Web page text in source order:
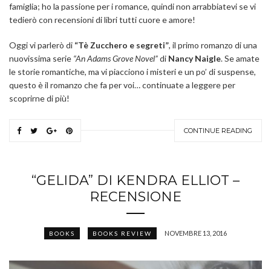
famiglia; ho la passione per i romance, quindi non arrabbiatevi se vi
tedierò con recensioni di libri tutti cuore e amore!
Oggi vi parlerò di “Tè Zucchero e segreti”, il primo romanzo di una
nuovissima serie “An Adams Grove Novel”di Nancy Naigle. Se amate
le storie romantiche, ma vi piacciono i misteri e un po’ di suspense,
questo è il romanzo che fa per voi… continuate a leggere per
scoprirne di più!
CONTINUE READING
“GELIDA” DI KENDRA ELLIOT –
RECENSIONE
BOOKS BOOKS REVIEW NOVEMBRE 13, 2016